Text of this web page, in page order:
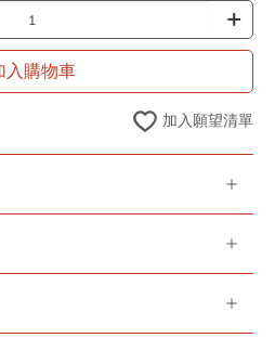
+
入購物車
加入願望清單